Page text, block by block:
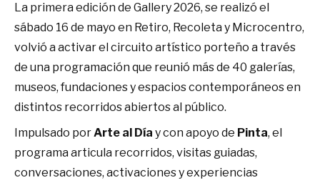
La primera edición de Gallery 2026, se realizó el
sábado 16 de mayo en Retiro, Recoleta y Microcentro,
volvió a activar el circuito artístico porteño a través
de una programación que reunió más de 40 galerías,
museos, fundaciones y espacios contemporáneos en
distintos recorridos abiertos al público.
Impulsado porArte al Día y con apoyo de Pinta, el
programa articula recorridos, visitas guiadas,
conversaciones, activaciones y experiencias